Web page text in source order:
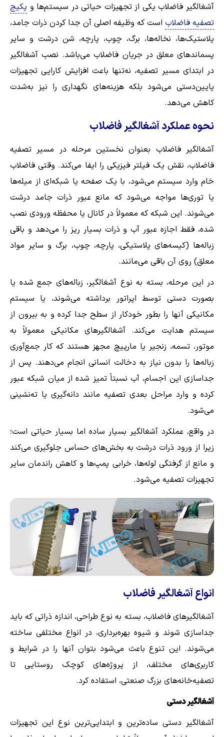
آشغالگیر فاضلاب یکی از تجهیزات حیاتی در سیستم‌ها و پکیج
تصفیه فاضلاب است که وظیفه اصلی آن جدا کردن ذرات جامد،
پلاستیک‌ها، نخاله‌ها، برگ، چوب، پارچه، شن درشت و سایر
پسماندهای معلق در جریان فاضلاب می‌باشد. نصب آشغالگیر
در ابتدای مسیر تصفیه، نه‌تنها باعث افزایش کارایی تجهیزات
پایین‌دستی می‌شود بلکه هزینه‌های نگهداری را نیز به‌شدت
کاهش می‌دهد.
نحوه عملکرد آشغالگیر فاضلاب
آشغالگیر فاضلاب بعنوان نخستین مرحله در مسیر تصفیه
فاضلاب، نقش یک فیلتر فیزیکی را ایفا می‌کند. وقتی فاضلاب
خام وارد سیستم می‌شود، با یک صفحه یا شبکه‌ای از میله‌ها
یا توری‌ها مواجه می‌شود که مانع عبور ذرات جامد درشت
می‌شوند. این شبکه که معمولاً در کانال یا محفظه ورودی نصب
شده، فقط اجازه عبور آب و ذرات بسیار ریز را می‌دهد و باقی
زباله‌ها (کیسه‌های پلاستیکی، پارچه، چوب، برگ و سایر مواد
معلق) روی آن باقی می‌مانند.
در این مرحله، بسته به نوع آشغالگیر، زباله‌های جمع شده یا
بصورت دستی توسط اپراتور برداشته می‌شوند، یا سیستم
مکانیکی آنها را بطور خودکار از سطح جدا کرده و به بیرون از
سیستم هدایت می‌کند. آشغالگیرهای مکانیکی معمولاً به
موتور، تسمه، زنجیر یا مارپیچ مجهز هستند که کار جمع‌آوری
زباله‌ها را بدون نیاز به دخالت انسانی انجام می‌دهند. پس از
جداسازی این اجسام، آب نسبتاً تمیز شده از میان شبکه عبور
کرده و وارد مراحل بعدی تصفیه مانند دانه‌گیری یا ته‌نشینی
می‌شود.
در واقع، عملکرد آشغالگیر بسیار ساده اما بسیار حیاتی است؛
زیرا از ورود ذرات درشت به بخش‌های حساس جلوگیری می‌کند
و مانع از گرفتگی لوله‌ها، خرابی پمپ‌ها و کاهش راندمان سایر
تجهیزات تصفیه می‌شود.
انواع آشغالگیر فاضلاب
آشغالگیرهای فاضلاب، بسته به نوع طراحی، اندازه ذراتی که باید
جداسازی شوند و شیوه بهره‌برداری، در انواع مختلفی ساخته
می‌شوند. این تنوع باعث می‌شود بتوان آنها را در شرایط و
کاربری‌های مختلف، از پروژه‌های کوچک روستایی تا
تصفیه‌خانه‌های بزرگ صنعتی، استفاده کرد.
آشغالگیر دستی
آشغالگیر دستی ساده‌ترین و ابتدایی‌ترین نوع این تجهیزات